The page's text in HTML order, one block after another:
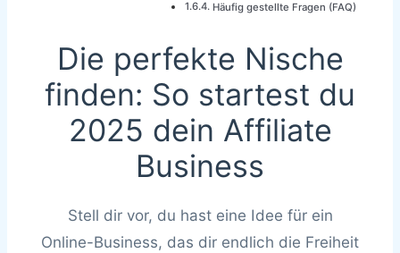
Häufig gestellte Fragen (FAQ)
Die perfekte Nische
finden: So startest du
2025 dein Affiliate
Business
Stell dir vor, du hast eine Idee für ein
Online-Business, das dir endlich die Freiheit